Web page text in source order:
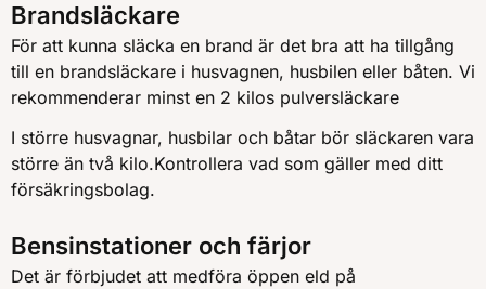
Brandsläckare
För att kunna släcka en brand är det bra att ha tillgång
till en brandsläckare i husvagnen, husbilen eller båten. Vi
rekommenderar minst en 2 kilos pulversläckare
I större husvagnar, husbilar och båtar bör släckaren vara
större än två kilo.Kontrollera vad som gäller med ditt
försäkringsbolag.
Bensinstationer och färjor
Det är förbjudet att medföra öppen eld på